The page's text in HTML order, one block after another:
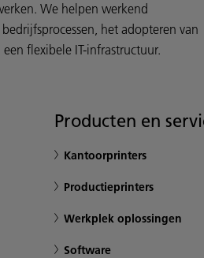
We helpen werkend
het adopteren van
flexibele IT-infrastructuur.
Producten en
Kantoorprinters
Productieprinters
Werkplek oplossingen
Software